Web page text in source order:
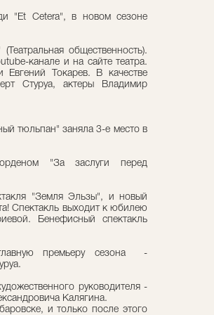
"Et Cetera", в новом сезоне
общественность).
канале и на сайте театра.
Токарев. В качестве
Стуруа, актеры Владимир
тюльпан" заняла 3-е место в
"За заслуги перед
"Земля Эльзы", и новый
Спектакль выходит к юбилею
Бенефисный спектакль
премьеру сезона -
руководителя -
Калягина.
и только после этого